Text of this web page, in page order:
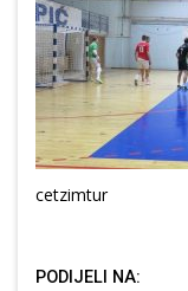
cetzimtur
PODIJELI NA: